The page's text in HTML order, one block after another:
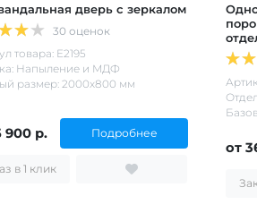
дверь с зеркалом
30 оценок
товара: Е2195
Напыление и МДФ
размер: 2000х800 мм
900 р. Подробнее
Заказ в 1 клик
от